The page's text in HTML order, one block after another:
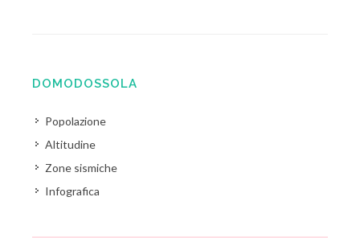
DOMODOSSOLA
Popolazione
Altitudine
Zone sismiche
Infografica